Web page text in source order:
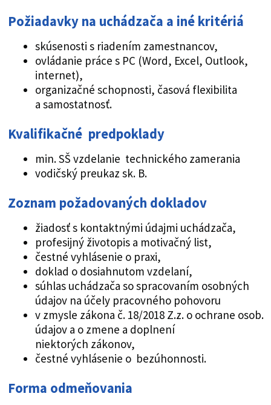
Požiadavky na uchádzača a iné kritériá
skúsenosti s riadením zamestnancov,
ovládanie práce s PC (Word, Excel, Outlook,
internet),
organizačné schopnosti, časová flexibilita
a samostatnosť.
Kvalifikačné predpoklady
min. SŠ vzdelanie technického zamerania
vodičský preukaz sk. B.
Zoznam požadovaných dokladov
žiadosť s kontaktnými údajmi uchádzača,
profesijný životopis a motivačný list,
čestné vyhlásenie o praxi,
doklad o dosiahnutom vzdelaní,
súhlas uchádzača so spracovaním osobných
údajov na účely pracovného pohovoru
v zmysle zákona č. 18/2018 Z.z. o ochrane osob.
údajov a o zmene a doplnení
niektorých zákonov,
čestné vyhlásenie o bezúhonnosti.
Forma odmeňovania